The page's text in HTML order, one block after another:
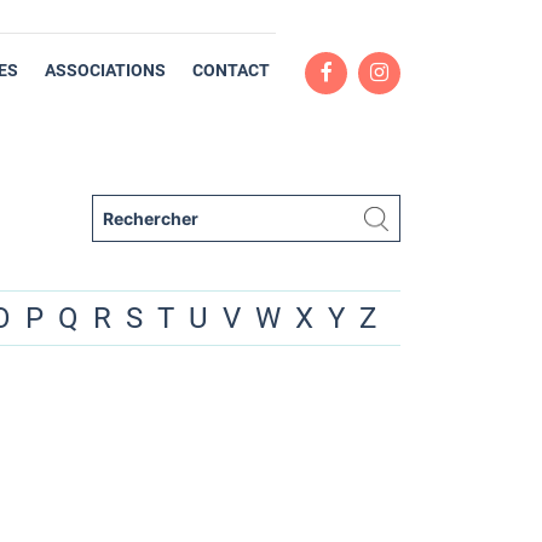
ASSOCIATIONS CONTACT
P Q R S T U V W X Y Z